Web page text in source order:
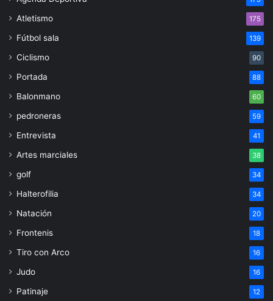
Atletismo 175
Fútbol sala 139
Ciclismo 90
Portada 88
Balonmano 60
pedroneras 59
Entrevista 41
Artes marciales 38
golf 34
Halterofilia 34
Natación 20
Frontenis 18
Tiro con Arco 16
Judo 16
Patinaje 12